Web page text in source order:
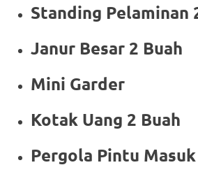
Standing Pelaminan
Janur Besar 2 Buah
Mini Garder
Kotak Uang 2 Buah
Pergola Pintu Masuk